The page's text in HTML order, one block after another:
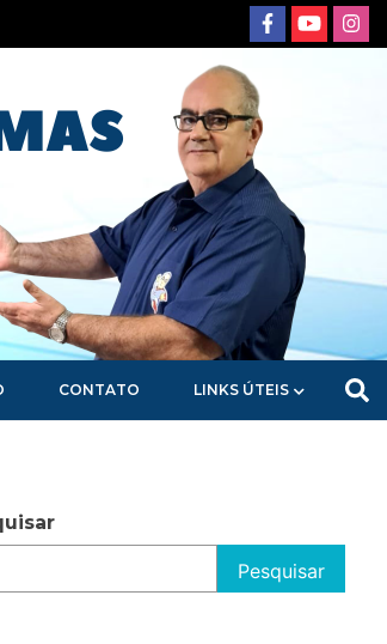
CONTATO LINKS ÚTEIS
Pesquisar